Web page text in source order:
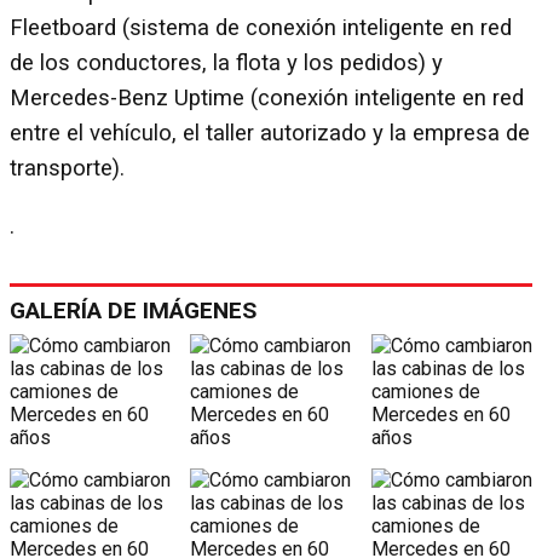
Fleetboard (sistema de conexión inteligente en red
de los conductores, la flota y los pedidos) y
Mercedes-Benz Uptime (conexión inteligente en red
entre el vehículo, el taller autorizado y la empresa de
transporte).
.
GALERÍA DE IMÁGENES